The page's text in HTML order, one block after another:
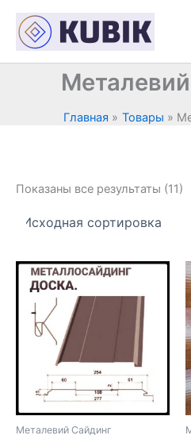
содержимому
Главная Товары
Показаны все результаты (11)
Металевий Сайдинг